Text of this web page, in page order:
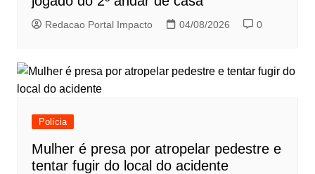
Redacao Portal Impacto 04/08/2026 0
Polícia
Mulher é presa por atropelar pedestre e
tentar fugir do local do acidente